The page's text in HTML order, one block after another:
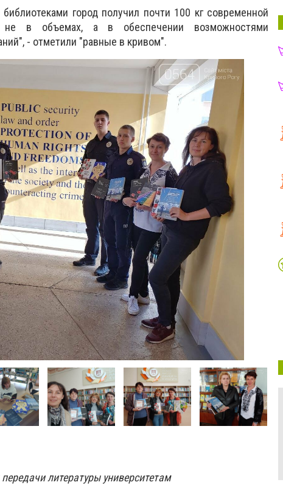
город получил почти 100 кг современной
не в объемах, а в обеспечении возможностями
- отметили "равные в кривом".
литературы университетам